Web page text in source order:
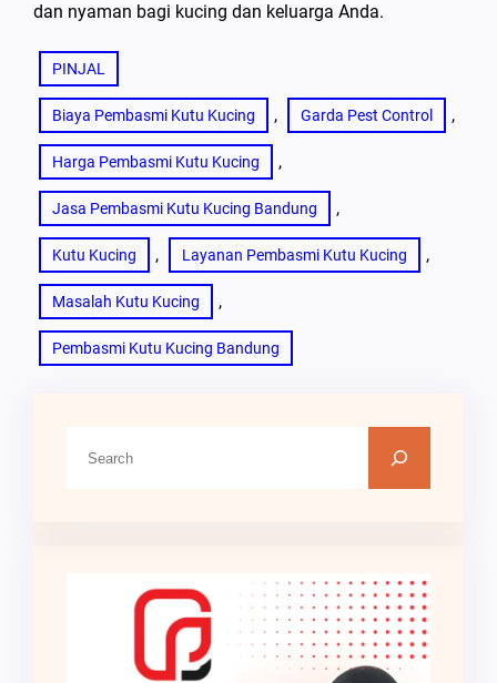
dan nyaman bagi kucing dan keluarga Anda.
PINJAL
Biaya Pembasmi Kutu Kucing , Garda Pest Control ,
Harga Pembasmi Kutu Kucing ,
Jasa Pembasmi Kutu Kucing Bandung ,
Kutu Kucing , Layanan Pembasmi Kutu Kucing ,
Masalah Kutu Kucing ,
Pembasmi Kutu Kucing Bandung